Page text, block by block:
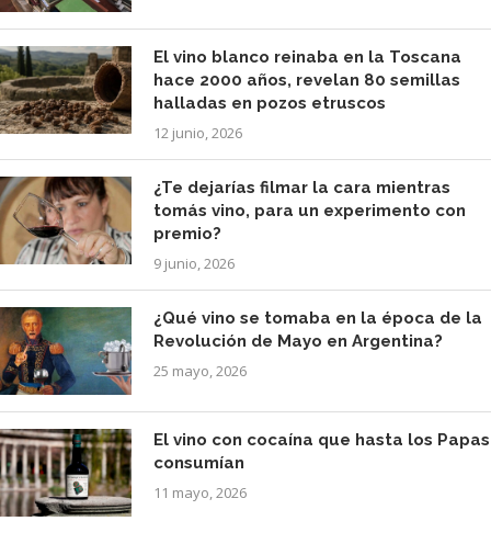
El vino blanco reinaba en la Toscana
hace 2000 años, revelan 80 semillas
halladas en pozos etruscos
12 junio, 2026
¿Te dejarías filmar la cara mientras
tomás vino, para un experimento con
premio?
9 junio, 2026
¿Qué vino se tomaba en la época de la
Revolución de Mayo en Argentina?
25 mayo, 2026
El vino con cocaína que hasta los Papas
consumían
11 mayo, 2026